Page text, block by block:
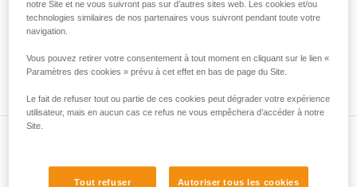
Pour les appareils munis d'une bague souple de maintien du
mousqueton (ZIGZAG, PIRANA...), refaites un test de
la bague souple peut avoir été déformée par le premier
mousqueton et ne plus maintenir correctement le second.
Présent dans l'article
notre Site et ne vous suivront pas sur d’autres sites web. Les cookies et/ou
technologies similaires de nos partenaires vous suivront pendant toute votre
navigation.
Vous pouvez retirer votre consentement à tout moment en cliquant sur le lien «
Paramètres des cookies » prévu à cet effet en bas de page du Site.
Le fait de refuser tout ou partie de ces cookies peut dégrader votre expérience
utilisateur, mais en aucun cas ce refus ne vous empêchera d’accéder à notre
Site.
Tout refuser Autoriser tous les cookies